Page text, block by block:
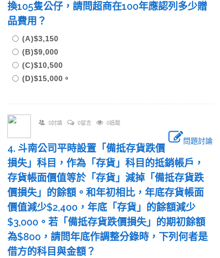
換105隻公仔，請問超商在100年應認列多少贈
品費用？
(A)$3,150
(B)$9,000
(C)$10,500
(D)$15,000。
0討論 0留言 0追蹤
問題討論
4. 斗南公司平時設置「備抵存貨跌價
損失」科目，作為「存貨」科目的抵銷帳戶，
存貨帳面價值等於「存貨」減掉「備抵存貨跌
價損失」的餘額。和年初相比，年底存貨帳面
價值減少$2,400，年底「存貨」的餘額減少
$3,000。若「備抵存貨跌價損失」的期初餘額
為$800，請問年底作調整分錄時，下列何者是
借方的科目與金額？